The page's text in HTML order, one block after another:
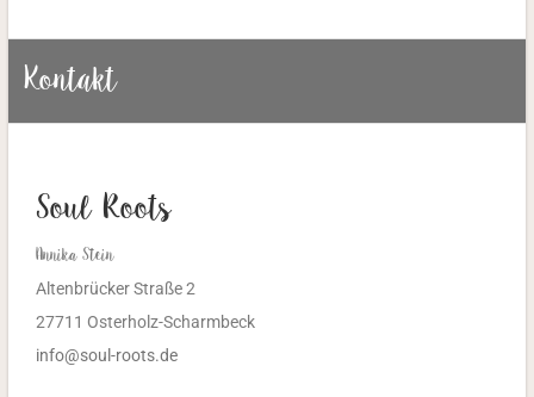
Kontakt
Soul Roots
Annika Stein
Altenbrücker Straße 2
27711 Osterholz-Scharmbeck
info@soul-roots.de